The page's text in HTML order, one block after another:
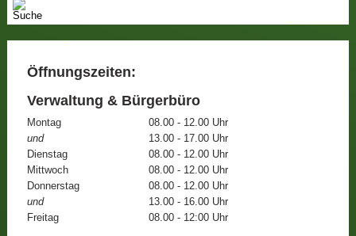
Öffnungszeiten:
Verwaltung & Bürgerbüro
Montag
08.00 - 12.00 Uhr
und
13.00 - 17.00 Uhr
Dienstag
08.00 - 12.00 Uhr
Mittwoch
08.00 - 12.00 Uhr
Donnerstag
08.00 - 12.00 Uhr
und
13.00 - 16.00 Uhr
Freitag
08.00 - 12:00 Uhr